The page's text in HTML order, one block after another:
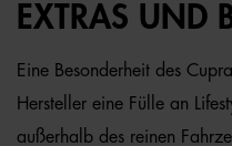
EXTRAS UND
Eine Besonderheit des
Hersteller eine Fülle an
außerhalb des reinen